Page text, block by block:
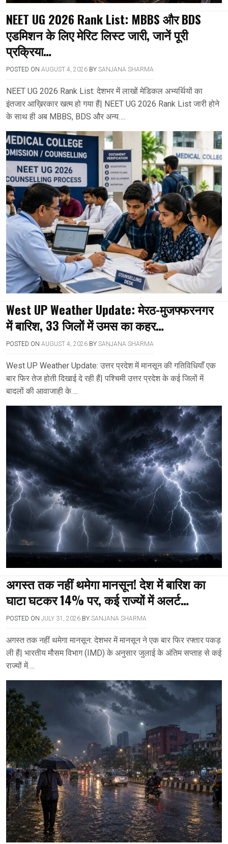
NEET UG 2026 Rank List: MBBS और BDS
एडमिशन के लिए मेरिट लिस्ट जारी, जानें पूरी
प्रक्रिया…
POSTED ON AUGUST 4, 2026 BY SANJANA SHARMA
NEET UG 2026 Rank List: देशभर में लाखों मेडिकल अभ्यर्थियों का
इंतजार आख़िरकार खत्म हो गया हैं| NEET UG 2026 Rank List जारी होने
के साथ ही अब MBBS, BDS और अन्य….
West UP Weather Update: मेरठ-मुजफ्फरनगर
में बारिश, 33 जिलों में उमस का कहर…
POSTED ON AUGUST 4, 2026 BY SANJANA SHARMA
West UP Weather Update: उत्तर प्रदेश में मानसून की गतिविधियाँ एक
बार फिर तेज होती दिखाई दे रही हैं| पश्चिमी उत्तर प्रदेश के कई जिलों में
बादलों की आवाजाही के….
अगस्त तक नहीं थमेगा मानसून! देश में बारिश का
घाटा घटकर 14% पर, कई राज्यों में अलर्ट…
POSTED ON JULY 31, 2026 BY SANJANA SHARMA
अगस्त तक नहीं थमेगा मानसून: देशभर में मानसून ने एक बार फिर रफ्तार पकड़
ली हैं| भारतीय मौसम विभाग (IMD) के अनुसार जुलाई के अंतिम सप्ताह से कई
राज्यों में….